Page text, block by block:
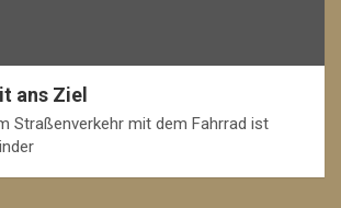
ans Ziel
Straßenverkehr mit dem Fahrrad ist